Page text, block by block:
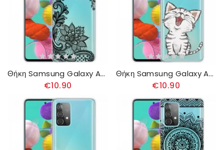
Θήκη Samsung Galaxy A32 4G Υπέροχη Δαντέλα
€10.90
Θήκη Samsung Galaxy A32 4G Χαριτωμένη Γάτα
€10.90